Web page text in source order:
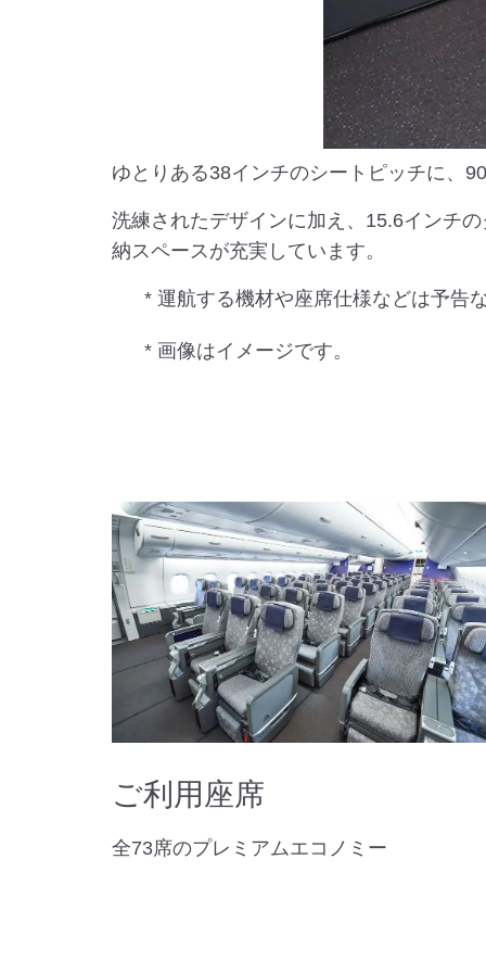
ゆとりある38インチのシートピッチに、
洗練されたデザインに加え、15.6インチ
納スペースが充実しています。
* 運航する機材や座席仕様などは予告
* 画像はイメージです。
ご利用座席
全73席のプレミアムエコノミー